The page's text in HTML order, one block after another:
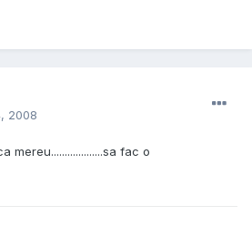
2008
mereu...................sa fac o